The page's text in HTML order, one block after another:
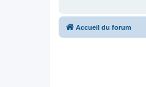
Accueil du forum